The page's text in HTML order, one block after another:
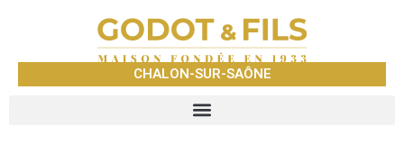
CHALON-SUR-SAÔNE